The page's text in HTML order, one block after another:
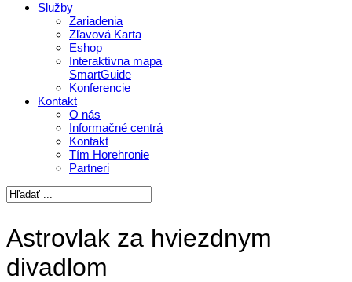
Služby
Zariadenia
Zľavová Karta
Eshop
Interaktívna mapa
SmartGuide
Konferencie
Kontakt
O nás
Informačné centrá
Kontakt
Tím Horehronie
Partneri
Astrovlak za hviezdnym
divadlom